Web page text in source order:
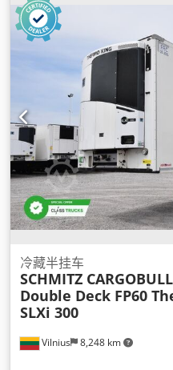
Vilnius 8,248 km
冷藏半挂车
SCHMITZ CARGOBULL
Double Deck FP60
SLXi 300